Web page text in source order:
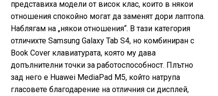
представиха модели от висок клас, които в някои
отношения спокойно могат да заменят дори лаптопа.
Наблягам на „някои отношения“. В тази категория
отличихте Samsung Galaxy Tab S4, но комбиниран с
Book Cover клавиатурата, която му дава
допълнителни точки за работоспособност. Плътно
зад него е Huawei MediaPad M5, който натрупа
гласовете благодарение на отличния си дисплей,